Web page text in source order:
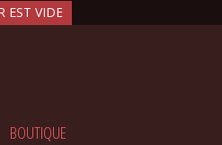
BOUTIQUE